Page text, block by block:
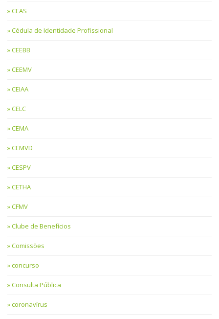
CEAS
Cédula de Identidade Profissional
CEEBB
CEEMV
CEIAA
CELC
CEMA
CEMVD
CESPV
CETHA
CFMV
Clube de Benefícios
Comissões
concurso
Consulta Pública
coronavírus